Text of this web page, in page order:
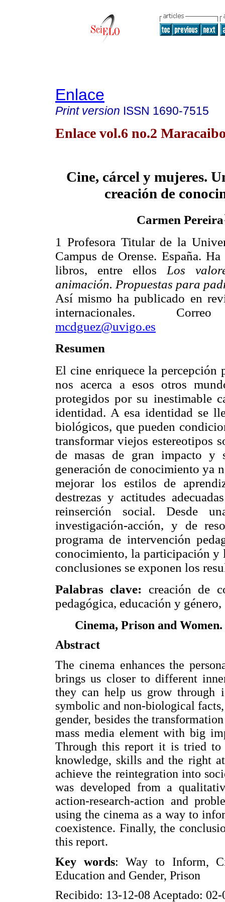
Enlace
Print version ISSN 1690-7515
Enlace vol.6 no.2
Cine, cárcel y mujeres.
creación de
Carmen Pereira
1 Profesora Titular de la
Campus de Orense. España.
libros, entre ellos Los
animación. Propuestas para
Así mismo ha publicado en
internacionales.
mcdguez@uvigo.es
Resumen
El cine enriquece la percepción
nos acerca a esos otros
protegidos por su inestimable
identidad. A esa identidad se
biológicos, que pueden
transformar viejos estereotipos
de masas de gran impacto y
generación de conocimiento ya
mejorar los estilos de
destrezas y actitudes
reinserción social. Desde
investigación-acción, y de
programa de intervención
conocimiento, la participación
conclusiones se exponen los
Palabras clave: creación de
pedagógica, educación y género,
Cinema, Prison and
Abstract
The cinema enhances the
brings us closer to different
they can help us grow through
symbolic and non-biological
gender, besides the
mass media element with big
Through this report it is tried to
knowledge, skills and the right
achieve the reintegration into
was developed from a
action-research-action and
using the cinema as a way to
coexistence. Finally, the
this report.
Key words: Way to Inform,
Education and Gender, Prison
Recibido: 13-12-08 Aceptado: 02-